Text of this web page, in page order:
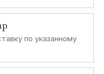
по указанному